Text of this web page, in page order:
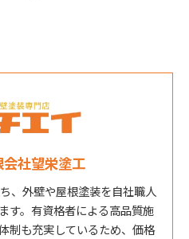
社望栄塗工
、外壁や屋根塗装を自社職人
す。有資格者による高品質施
制も充実しているため、価格